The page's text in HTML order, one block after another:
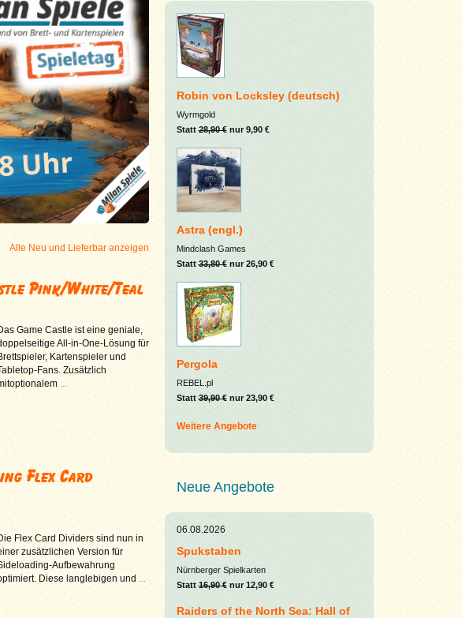
Alle Neu und Lieferbar anzeigen
Pink/White/Teal
Game Castle ist eine geniale,
All-in-One-Lösung für
Kartenspieler und
Fans. Zusätzlich
...
Flex Card
Flex Card Dividers sind nun in
zusätzlichen Version für
Aufbewahrung
Diese langlebigen und ...
Robin von Locksley (deutsch)
Wyrmgold
Statt28,90 €nur 9,90 €
Astra (engl.)
Mindclash Games
Statt33,80 €nur 26,90 €
Pergola
REBEL.pl
Statt39,90 €nur 23,90 €
Weitere Angebote
Neue Angebote
06.08.2026
Spukstaben
Nürnberger Spielkarten
Statt16,90 €nur 12,90 €
Raiders of the North Sea: Hall of